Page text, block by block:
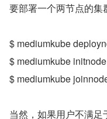
要部署一个两节点的
$ mediumkube
$ mediumkube
$ mediumkube
当然，如果用户不满